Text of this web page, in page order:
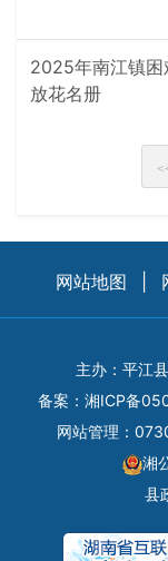
2025年南江镇困
放花名册
网站地图
主办：平江
备案： 湘ICP备
网站管理：
湘
县